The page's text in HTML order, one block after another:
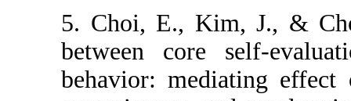
5. Choi, E.,
between core
behavior: